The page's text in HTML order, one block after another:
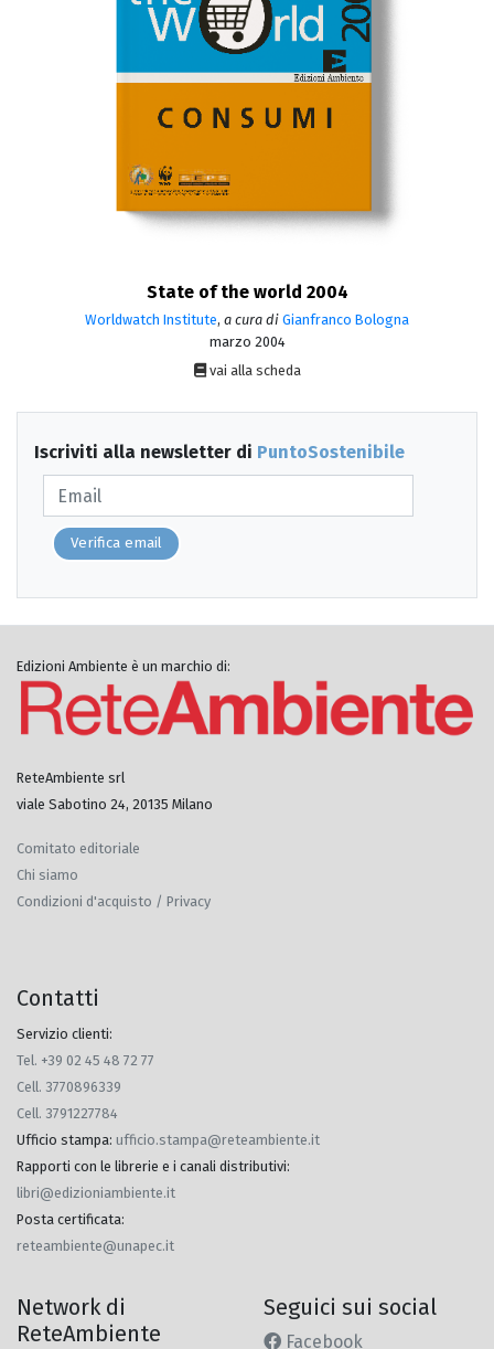
State of the world 2004
Worldwatch Institute, a cura di Gianfranco Bologna
marzo 2004
vai alla scheda
Iscriviti alla newsletter di PuntoSostenibile
Verifica email
Edizioni Ambiente è un marchio di:
ReteAmbiente srl
viale Sabotino 24, 20135 Milano
Comitato editoriale
Chi siamo
Condizioni d'acquisto / Privacy
Contatti
Servizio clienti:
Tel. +39 02 45 48 72 77
Cell. 3770896339
Cell. 3791227784
Ufficio stampa: ufficio.stampa@reteambiente.it
Rapporti con le librerie e i canali distributivi:
libri@edizioniambiente.it
Posta certificata:
reteambiente@unapec.it
Network di
ReteAmbiente
Seguici sui social
Facebook